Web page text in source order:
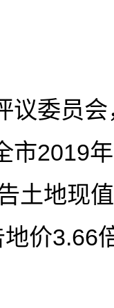
议委员
市2019
土地现
价3.66